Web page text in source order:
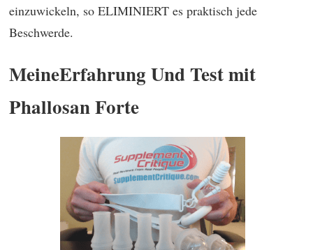
einzuwickeln, so ELIMINIERT es praktisch jede
Beschwerde.
MeineErfahrung Und Test mit
Phallosan Forte